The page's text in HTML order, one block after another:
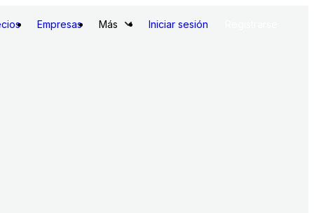
Empresas Más Iniciar sesión